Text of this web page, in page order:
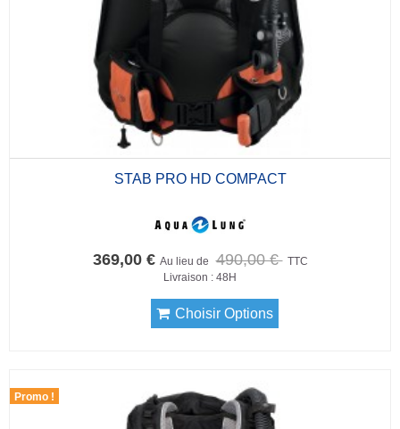
STAB PRO HD COMPACT
369,00 € Au lieu de 490,00 € TTC
Livraison : 48H
Choisir Options
Promo !